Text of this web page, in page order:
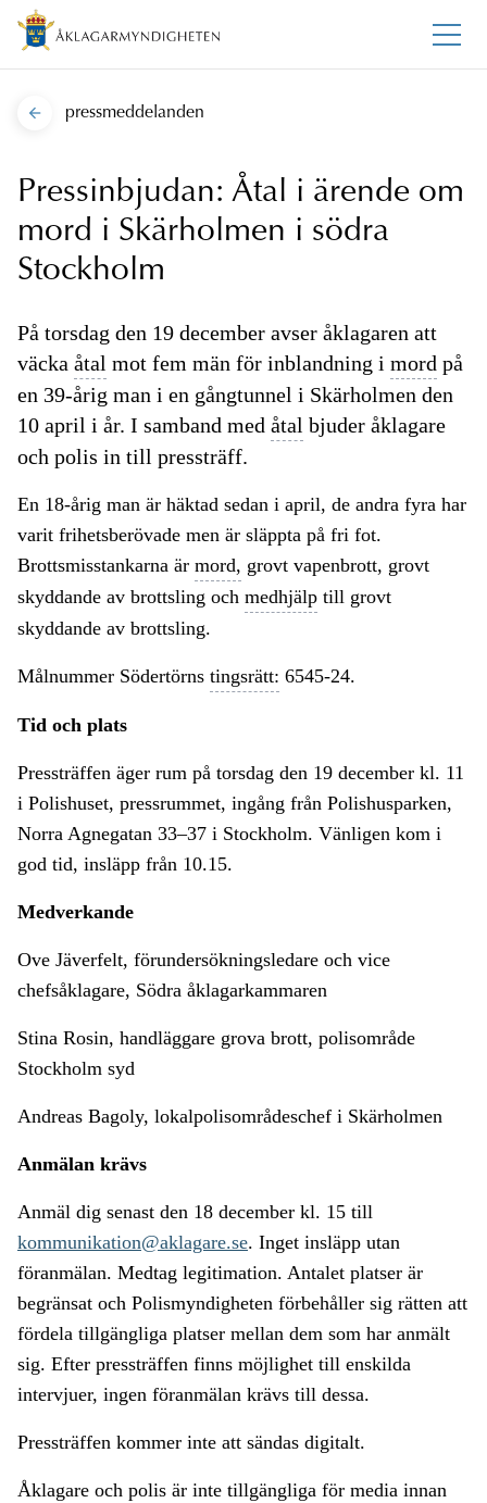
pressmeddelanden
Pressinbjudan: Åtal i ärende om
mord i Skärholmen i södra
Stockholm
På torsdag den 19 december avser åklagaren att
väcka åtal mot fem män för inblandning i mord på
en 39-årig man i en gångtunnel i Skärholmen den
10 april i år. I samband med åtal bjuder åklagare
och polis in till pressträff.
En 18-årig man är häktad sedan i april, de andra fyra har
varit frihetsberövade men är släppta på fri fot.
Brottsmisstankarna är mord, grovt vapenbrott, grovt
skyddande av brottsling och medhjälp till grovt
skyddande av brottsling.
Målnummer Södertörns tingsrätt: 6545-24.
Tid och plats
Pressträffen äger rum på torsdag den 19 december kl. 11
i Polishuset, pressrummet, ingång från Polishusparken,
Norra Agnegatan 33–37 i Stockholm. Vänligen kom i
god tid, insläpp från 10.15.
Medverkande
Ove Jäverfelt, förundersökningsledare och vice
chefsåklagare, Södra åklagarkammaren
Stina Rosin, handläggare grova brott, polisområde
Stockholm syd
Andreas Bagoly, lokalpolisområdeschef i Skärholmen
Anmälan krävs
Anmäl dig senast den 18 december kl. 15 till
kommunikation@aklagare.se. Inget insläpp utan
föranmälan. Medtag legitimation. Antalet platser är
begränsat och Polismyndigheten förbehåller sig rätten att
fördela tillgängliga platser mellan dem som har anmält
sig. Efter pressträffen finns möjlighet till enskilda
intervjuer, ingen föranmälan krävs till dessa.
Pressträffen kommer inte att sändas digitalt.
Åklagare och polis är inte tillgängliga för media innan